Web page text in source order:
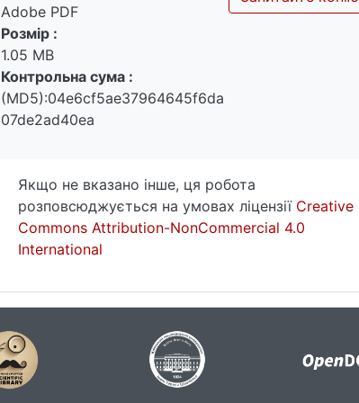
Adobe PDF
Розмір :
1.05 MB
Контрольна сума :
(MD5):04e6cf5ae37964645f6da
07de2ad40ea
Якщо не вказано інше, ця робота
розповсюджується на умовах ліцензії Creative
Commons Attribution-NonCommercial 4.0
International